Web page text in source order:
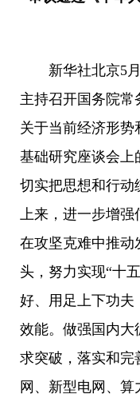
新华社北京5
主持召开国务院
关于当前经济形势
基础研究座谈会上
切实把思想和行动
上来，进一步增
在攻坚克难中推动
头，努力实现“十
好、用足上下功夫
效能。做强国内大
求突破，落实和完
网、新型电网、